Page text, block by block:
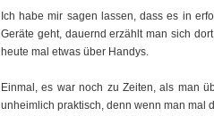
Ich habe mir sagen lassen, dass es in
Geräte geht, dauernd erzählt man sich
heute mal etwas über Handys.
Einmal, es war noch zu Zeiten, als man
unheimlich praktisch, denn wenn man mal